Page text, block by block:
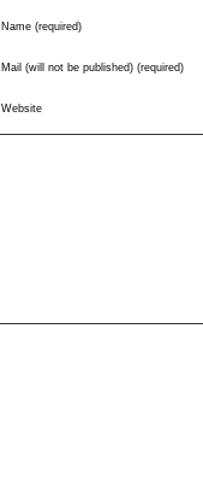
Name (required)
Mail (will not be published) (required)
Website